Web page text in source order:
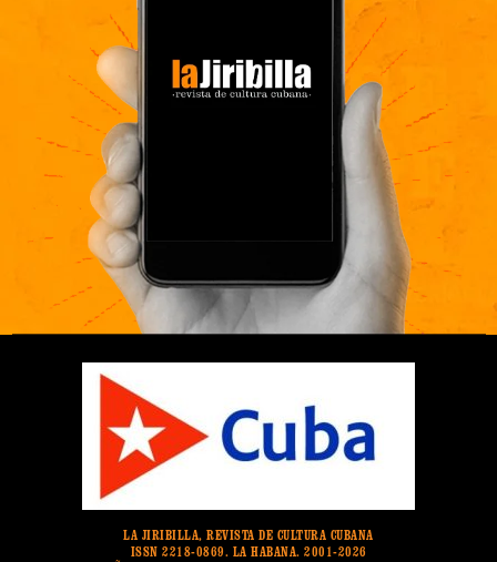
LA JIRIBILLA, REVISTA DE CULTURA CUBANA
ISSN 2218-0869. LA HABANA. 2001-2026